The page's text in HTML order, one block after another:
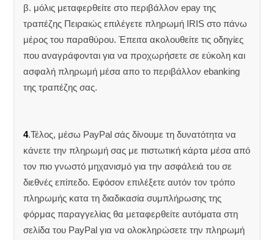
β. μόλις μεταφερθείτε στο περιβάλλον epay της
τραπέζης Πειραιώς επιλέγετε πληρωμή IRIS στο πάνω
μέρος του παραθύρου. Έπειτα ακολουθείτε τις οδηγίες
που αναγράφονται για να προχωρήσετε σε εύκολη και
ασφαλή πληρωμή μέσα απο το περιβάλλον ebanking
της τραπέζης σας.
4.Τέλος, μέσω PayPal σάς δίνουμε τη δυνατότητα να
κάνετε την πληρωμή σας με πιστωτική κάρτα μέσα από
τον πιο γνωστό μηχανισμό για την ασφάλειά του σε
διεθνές επίπεδο. Εφόσον επιλέξετε αυτόν τον τρόπο
πληρωμής κατα τη διαδικασία συμπλήρωσης της
φόρμας παραγγελίας θα μεταφερθείτε αυτόματα στη
σελίδα του PayPal για να ολοκληρώσετε την πληρωμή